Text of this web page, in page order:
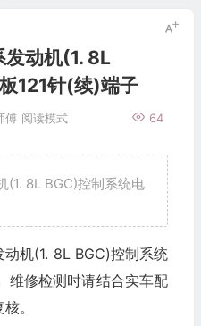
发动机(1. 8L
121针(续)端子
傅 64
阅读模式
(1. 8L BGC)控制系统电
机(1. 8L BGC)控制系统
维修检测时请结合实车配
。